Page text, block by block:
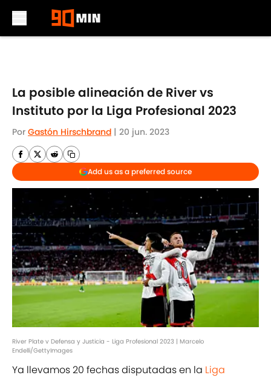
La posible alineación de River vs
Instituto por la Liga Profesional 2023
Por Gastón Hirschbrand | 20 jun. 2023
Add us as a preferred source
River Plate v Defensa y Justicia - Liga Profesional 2023 | Marcelo
Endelli/GettyImages
Ya llevamos 20 fechas disputadas en la Liga